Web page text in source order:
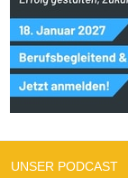
UNSER PODCAST